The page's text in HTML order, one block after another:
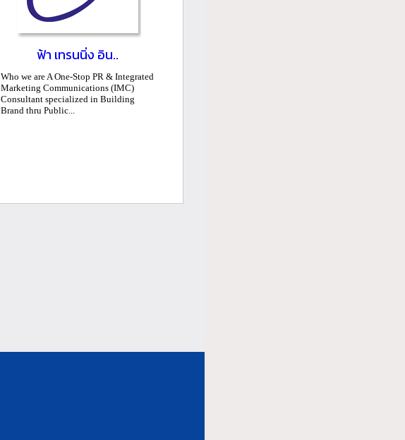
ฟ้า เทรนนิ่ง อิน..
Who we are A One-Stop PR & Integrated
Marketing Communications (IMC)
Consultant specialized in Building
Brand thru Public...